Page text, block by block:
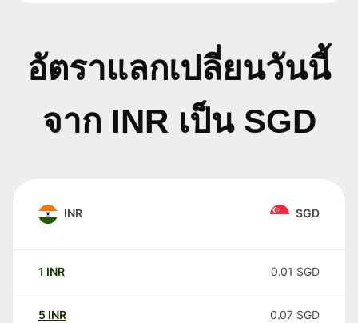
อัตราแลกเปลี่ยนวันนี้
จาก INR เป็น SGD
INR SGD
1 INR 0.01 SGD
5 INR 0.07 SGD